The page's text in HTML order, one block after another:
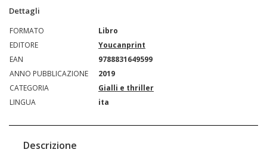
Dettagli
FORMATO
Libro
EDITORE
Youcanprint
EAN
9788831649599
ANNO PUBBLICAZIONE
2019
CATEGORIA
Gialli e thriller
LINGUA
ita
Descrizione